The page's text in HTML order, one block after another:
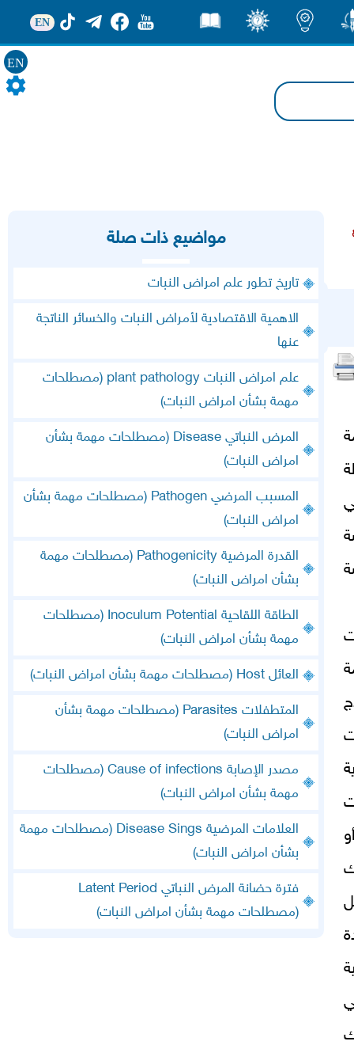
EN
EN
مواضيع ذات صلة
تاريخ تطور علم امراض النبات
الاهمية الاقتصادية لأمراض النبات والخسائر الناتجة
عنها
علم امراض النبات plant pathology (مصطلحات
مهمة بشأن امراض النبات)
المرض النباتي Disease (مصطلحات مهمة بشأن
امراض النبات)
المسبب المرضي Pathogen (مصطلحات مهمة بشأن
امراض النبات)
القدرة المرضية Pathogenicity (مصطلحات مهمة
بشأن امراض النبات)
الطاقة اللقاحية Inoculum Potential (مصطلحات
مهمة بشأن امراض النبات)
العائل Host (مصطلحات مهمة بشأن امراض النبات)
المتطفلات Parasites (مصطلحات مهمة بشأن
امراض النبات)
مصدر الإصابة Cause of infections (مصطلحات
مهمة بشأن امراض النبات)
العلامات المرضية Disease Sings (مصطلحات مهمة
بشأن امراض النبات)
فترة حضانة المرض النباتي Latent Period
(مصطلحات مهمة بشأن امراض النبات)